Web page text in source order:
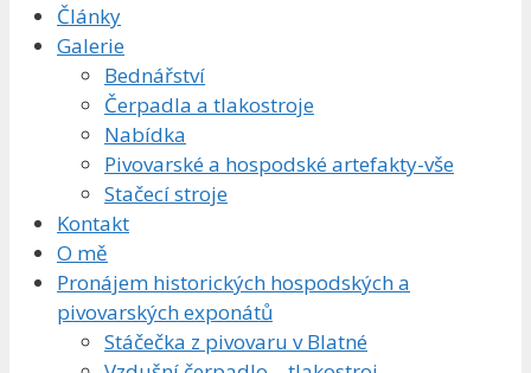
Články
Galerie
Bednářství
Čerpadla a tlakostroje
Nabídka
Pivovarské a hospodské artefakty-vše
Stačecí stroje
Kontakt
O mě
Pronájem historických hospodských a
pivovarských exponátů
Stáčečka z pivovaru v Blatné